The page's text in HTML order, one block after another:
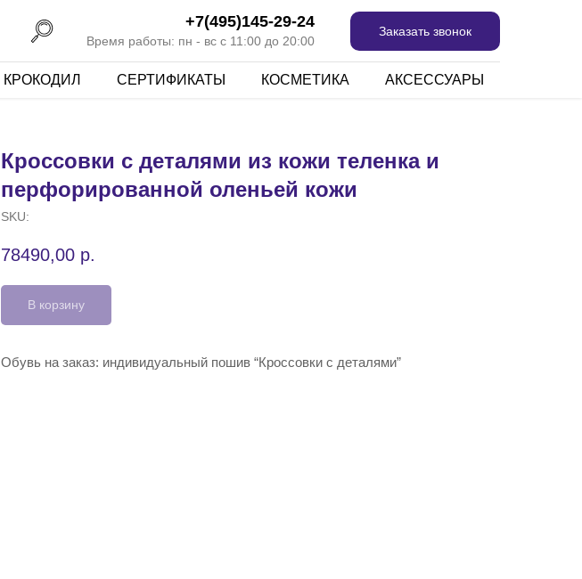
+7(495)145-29-24
Время работы: пн - вс с 11:00 до 20:00
Заказать звонок
КРОКОДИЛ СЕРТИФИКАТЫ КОСМЕТИКА АКСЕССУАРЫ
Кроссовки с деталями из кожи теленка и
перфорированной оленьей кожи
SKU:
78490,00 р.
В корзину
Обувь на заказ: индивидуальный пошив “Кроссовки с деталями”